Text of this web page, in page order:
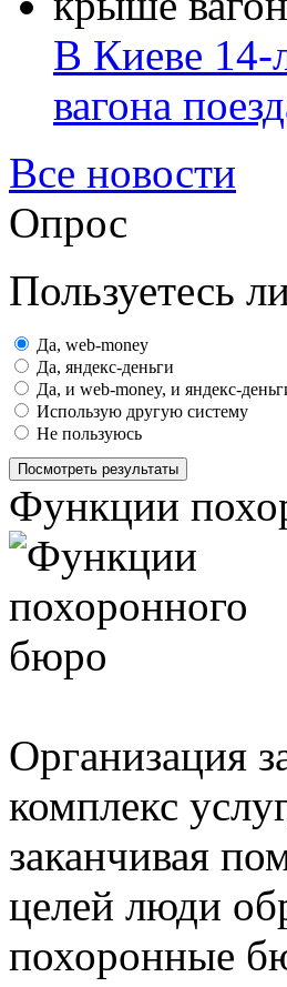
В Киеве 14-
вагона
Все новости
Опрос
Пользуетесь
Да, web-money
Да, яндекс-деньги
Да, и web-money, и яндекс-
Использую другую систему
Не пользуюсь
Посмотреть результаты
Функции
Организация
комплекс
заканчивая
целей люди
похоронные